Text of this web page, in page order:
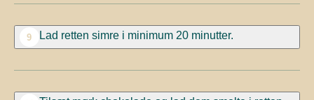
9 Lad retten simre i minimum 20 minutter.